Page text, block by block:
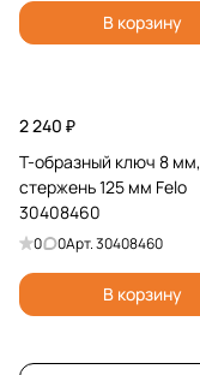
В корзину
2 240 ₽
Т-образный ключ 8 мм,
стержень 125 мм Felo
30408460
0 0Арт.30408460
В корзину